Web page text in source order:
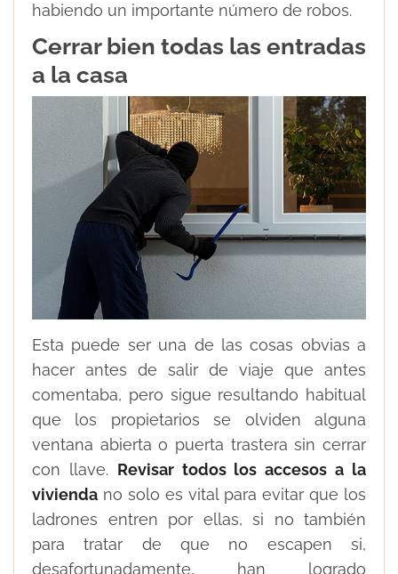
habiendo un importante número de robos.
Cerrar bien todas las entradas
a la casa
Esta puede ser una de las cosas obvias a
hacer antes de salir de viaje que antes
comentaba, pero sigue resultando habitual
que los propietarios se olviden alguna
ventana abierta o puerta trastera sin cerrar
con llave. Revisar todos los accesos a la
vivienda no solo es vital para evitar que los
ladrones entren por ellas, si no también
para tratar de que no escapen si,
desafortunadamente, han logrado